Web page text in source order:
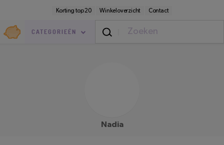
inhoud
Korting top 20 Winkeloverzicht Contact
Goedkoop.nl
CATEGORIEËN
Nadia